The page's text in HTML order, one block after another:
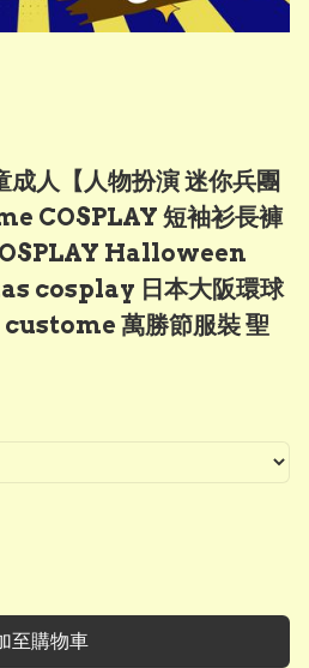
成人【人物扮演 迷你兵團
COSPLAY 短袖衫長褲
Halloween
cosplay 日本大阪環球
萬勝節服裝 聖
至購物車